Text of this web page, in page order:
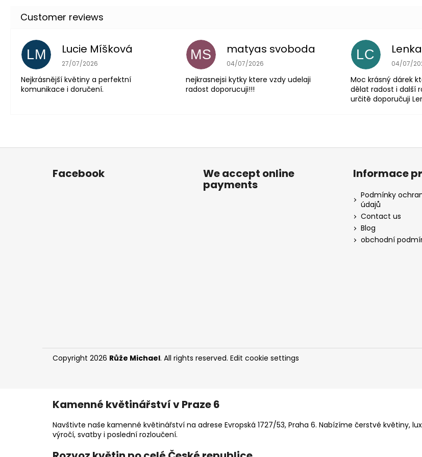
LM Lucie Míšková
The store rating is 5 out of 5 stars.
27/07/2026
Nejkrásnější květiny a perfektní
komunikace i doručení.
MS matyas svoboda
The store rating is 5 out of 5 stars.
04/07/2026
nejkrasnejsi kytky ktere vzdy udelaji
radost doporucuji!!!
LC The
04/07/
Moc krásný dárek
dělat radost i další
určitě doporučuji
F
Facebook We accept online
payments
Informace
Podmínky
údajů
Contact us
Blog
obchodní
Copyright 2026 Růže Michael. All rights reserved. Edit cookie settings
Kamenné květinářství v Praze 6
Navštivte naše kamenné květinářství na adrese Evropská 1727/53, Praha 6. Nabízíme čerstvé květiny,
výročí, svatby i poslední rozloučení.